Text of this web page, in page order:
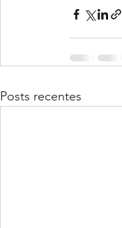
Posts recentes